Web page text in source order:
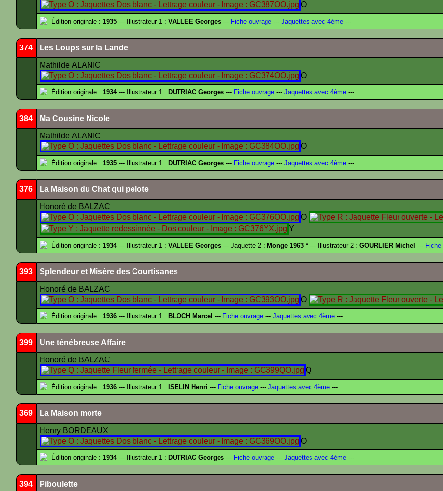
O
Édition originale : 1935 --- Illustrateur 1 : VALLEE Georges --- Fiche ouvrage --- Jaquettes avec 4ème ---
374 Les Loups sur la Lande
Mathilde ALANIC
O
Édition originale : 1934--- Illustrateur 1 : DUTRIAC Georges --- Fiche ouvrage --- Jaquettes avec 4ème ---
384 Ma Cousine Nicole
Mathilde ALANIC
O
Édition originale : 1935 --- Illustrateur 1 : DUTRIAC Georges --- Fiche ouvrage --- Jaquettes avec 4ème ---
376 La Maison du Chat qui pelote
Honoré de BALZAC
O
Y
Édition originale : 1934--- Illustrateur 1 : VALLEE Georges --- Jaquette 2 : Monge 1963 * --- Illustrateur 2 : GOURLIER Michel --- Fiche
393 Splendeur et Misère des Courtisanes
Honoré de BALZAC
O
Édition originale : 1936 --- Illustrateur 1 : BLOCH Marcel --- Fiche ouvrage --- Jaquettes avec 4ème ---
399 Une ténébreuse Affaire
Honoré de BALZAC
Q
Édition originale : 1936 --- Illustrateur 1 : ISELIN Henri --- Fiche ouvrage --- Jaquettes avec 4ème ---
369 La Maison morte
Henry BORDEAUX
O
Édition originale : 1934--- Illustrateur 1 : DUTRIAC Georges --- Fiche ouvrage --- Jaquettes avec 4ème ---
394 Piboulette